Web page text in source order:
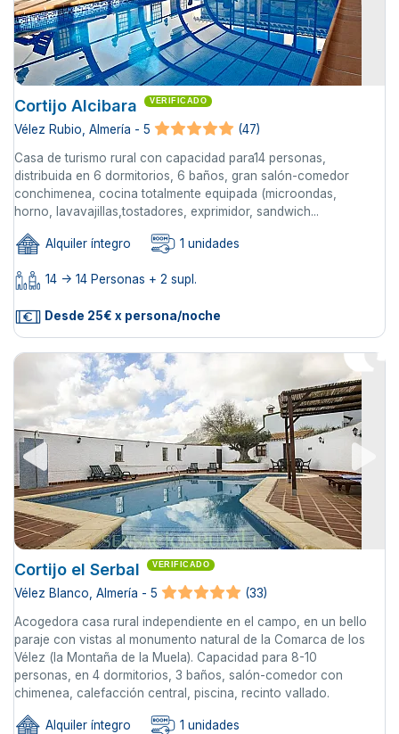
Cortijo Alcibara VERIFICADO
Vélez Rubio, Almería - 5 (47)
Casa de turismo rural con capacidad para14 personas,
distribuida en 6 dormitorios, 6 baños, gran salón-comedor
conchimenea, cocina totalmente equipada (microondas,
horno, lavavajillas,tostadores, exprimidor, sandwich...
Alquiler íntegro 1 unidades
14 -> 14 Personas + 2 supl.
Desde 25€ x persona/noche
Cortijo el Serbal VERIFICADO
Vélez Blanco, Almería - 5 (33)
Acogedora casa rural independiente en el campo, en un bello
paraje con vistas al monumento natural de la Comarca de los
Vélez (la Montaña de la Muela). Capacidad para 8-10
personas, en 4 dormitorios, 3 baños, salón-comedor con
chimenea, calefacción central, piscina, recinto vallado.
Alquiler íntegro 1 unidades